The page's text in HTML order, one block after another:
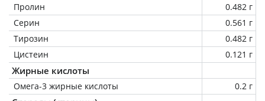
Пролин
0.482 г
Серин
0.561 г
Тирозин
0.482 г
Цистеин
0.121 г
Жирные кислоты
Омега-3 жирные кислоты 0.2 г